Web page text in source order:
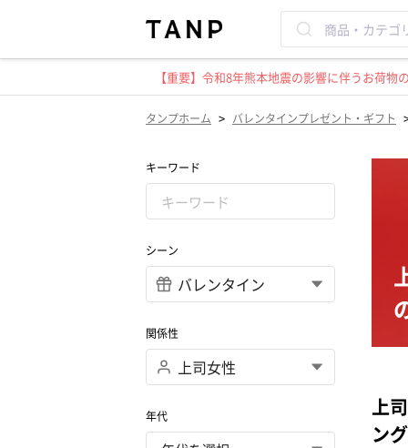
【重要】令和8年熊本地震の影響に伴うお荷
タンプホーム > バレンタインプレゼント・ギフト
キーワード
シーン
関係性
年代
上
ング